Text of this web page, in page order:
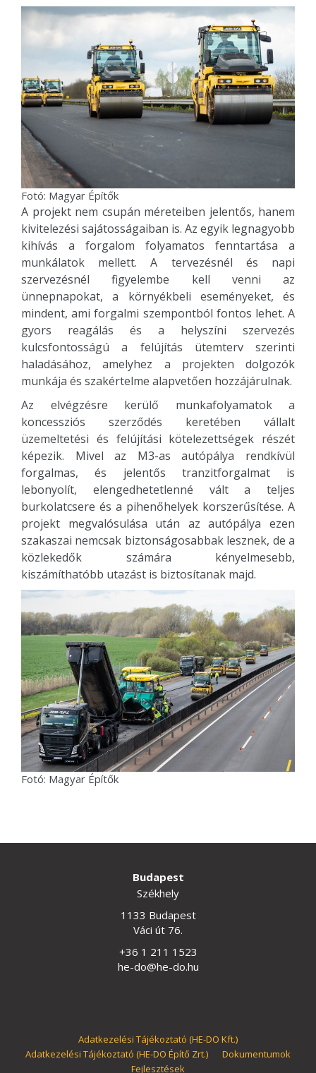
Fotó: Magyar Építők
A projekt nem csupán méreteiben jelentős, hanem
kivitelezési sajátosságaiban is. Az egyik legnagyobb
kihívás a forgalom folyamatos fenntartása a
munkálatok mellett. A tervezésnél és napi
szervezésnél figyelembe kell venni az
ünnepnapokat, a környékbeli eseményeket, és
mindent, ami forgalmi szempontból fontos lehet. A
gyors reagálás és a helyszíni szervezés
kulcsfontosságú a felújítás ütemterv szerinti
haladásához, amelyhez a projekten dolgozók
munkája és szakértelme alapvetően hozzájárulnak.
Az elvégzésre kerülő munkafolyamatok a
koncessziós szerződés keretében vállalt
üzemeltetési és felújítási kötelezettségek részét
képezik. Mivel az M3-as autópálya rendkívül
forgalmas, és jelentős tranzitforgalmat is
lebonyolít, elengedhetetlenné vált a teljes
burkolatcsere és a pihenőhelyek korszerűsítése. A
projekt megvalósulása után az autópálya ezen
szakaszai nemcsak biztonságosabbak lesznek, de a
közlekedők számára kényelmesebb,
kiszámíthatóbb utazást is biztosítanak majd.
Fotó: Magyar Építők
Budapest
Székhely
1133 Budapest
Váci út 76.
+36 1 211 1523
he-do@he-do.hu
Adatkezelési Tájékoztató (HE-DO Kft.)
Adatkezelési Tájékoztató (HE-DO Építő Zrt.)
Dokumentumok
Fejlesztések